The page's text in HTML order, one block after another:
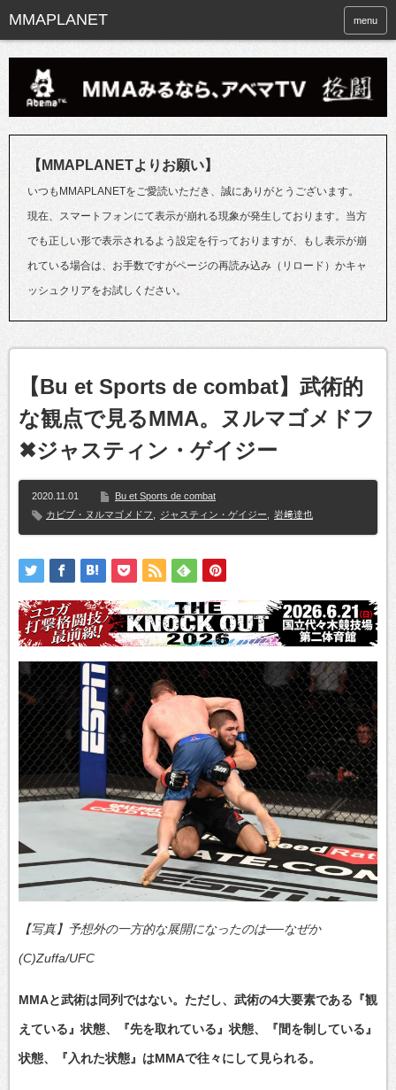
menu
【MMAPLANETよりお願い】
いつもMMAPLANETをご愛読いただき、誠にありがとうございます。
現在、スマートフォンにて表示が崩れる現象が発生しております。当方
でも正しい形で表示されるよう設定を行っておりますが、もし表示が崩
れている場合は、お手数ですがページの再読み込み（リロード）かキャ
ッシュクリアをお試しください。
【Bu et Sports de combat】武術的
な観点で見るMMA。ヌルマゴメドフ
✖ジャスティン・ゲイジー
2020.11.01
Bu et Sports de combat
カビブ・ヌルマゴメドフ
ジャスティン・ゲイジー 岩﨑達也
【写真】予想外の一方的な展開になったのは──なぜか
(C)Zuffa/UFC
MMAと武術は同列ではない。ただし、武術の4大要素である『観
えている』状態、『先を取れている』状態、『間を制している』
状態、『入れた状態』はMMAで往々にして見られる。